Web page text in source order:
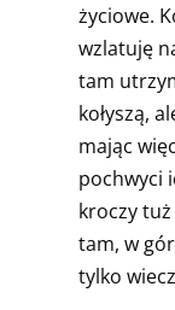
życiowe.
wzlatuję
tam
kołyszą,
mając
pochwyci
kroczy tuż
tam, w
tylko